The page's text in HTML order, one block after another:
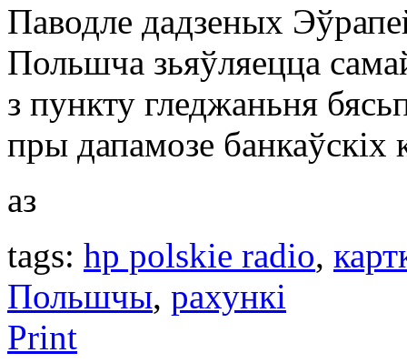
Паводле дадзеных
Польшча зьяўляецца
з пункту гледжаньня
пры дапамозе банкаўскіх
аз
tags: hp polskie radio,
Польшчы, рахункі
Print